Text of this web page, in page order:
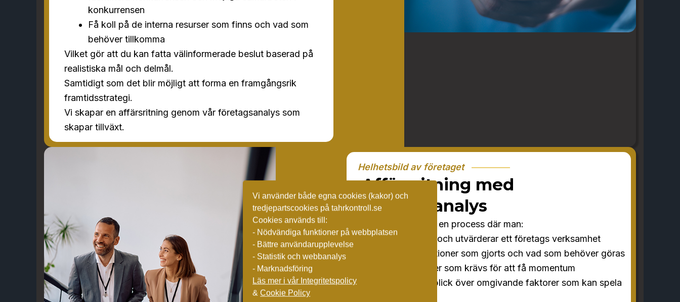
konkurrensen
Få koll på de interna resurser som finns och vad som
behöver tillkomma
Vilket gör att du kan fatta välinformerade beslut baserad på
realistiska mål och delmål.
Samtidigt som det blir möjligt att forma en framgångsrik
framtidsstrategi.
Vi skapar en affärsritning genom vår företagsanalys som
skapar tillväxt.
Helhetsbild av företaget
Affärsritning med
företagsanalys
Företagsanalys är en process där man:
Undersöker och utvärderar ett företags verksamhet
Vilka prestationer som gjorts och vad som behöver göras
Vilka resurser som krävs för att få momentum
Får en överblick över omgivande faktorer som kan spela
Vi använder både egna cookies (kakor) och
tredjepartscookies på tahrkontroll.se
Cookies används till:
- Nödvändiga funktioner på webbplatsen
- Bättre användarupplevelse
- Statistik och webbanalys
- Marknadsföring
Läs mer i vår Integritetspolicy
&Cookie Policy